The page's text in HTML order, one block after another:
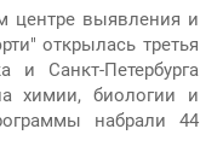
центре выявления и
открылась третья
и Санкт-Петербурга
химии, биологии и
набрали 44